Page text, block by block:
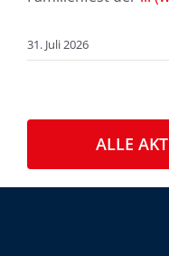
31. Juli 2026
ALLE